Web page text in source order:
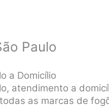
Paulo
a Domicílio
atendimento a
as marcas de